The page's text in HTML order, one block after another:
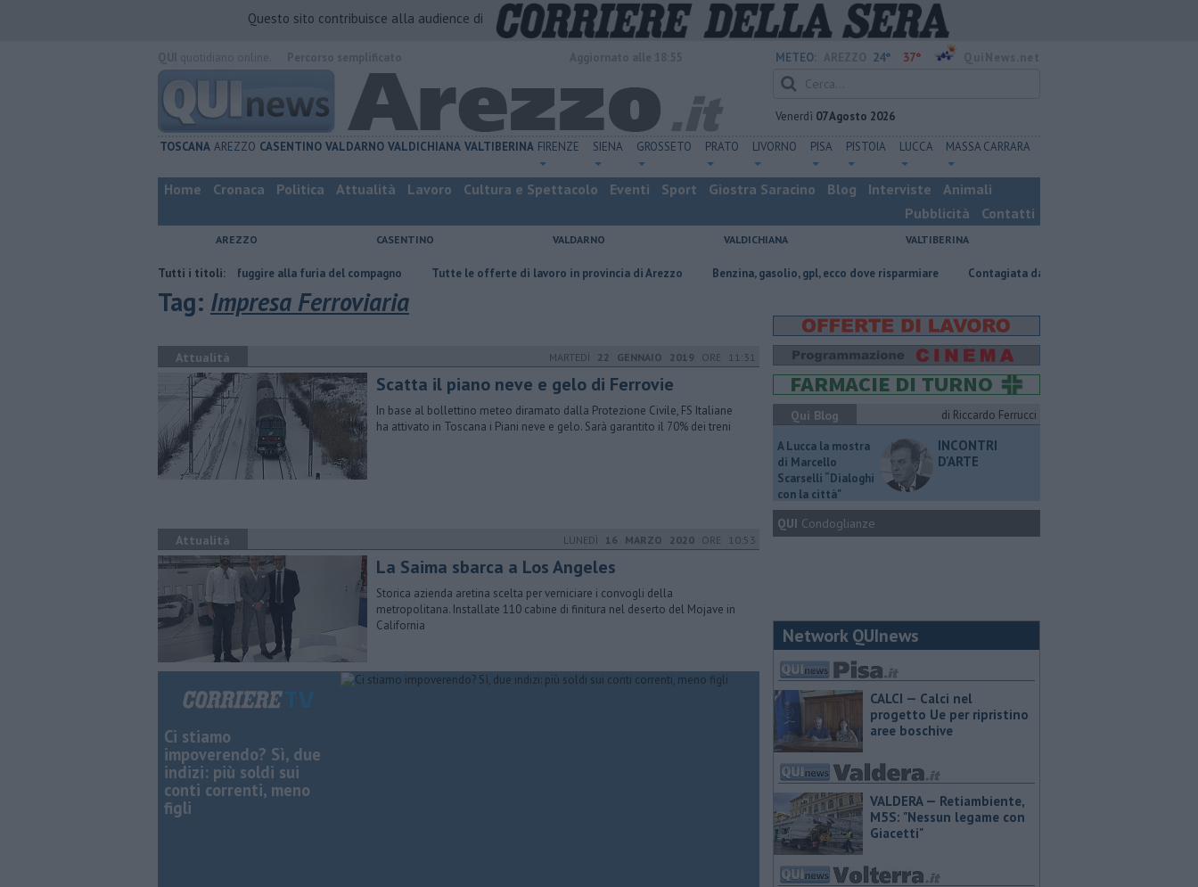
Questo sito contribuisce alla audience di
METEO: 24° 37°
Venerdì 07 Agosto 2026
TOSCANA AREZZO CASENTINO VALDARNO VALDICHIANA VALTIBERINA FIRENZE SIENA GROSSETO PRATO LIVORNO PISA PISTOIA LUCCA MASSA CARRARA
Home Cronaca Politica Attualità Lavoro Cultura e Spettacolo Eventi Sport Giostra Saracino Blog Interviste
Animali
Pubblicità
Contatti
AREZZO CASENTINO VALDARNO VALDICHIANA VALTIBERINA
Tutti i titoli:
Nascosta in un bar per sfuggire alla furia del compagno ​Tutte le offerte di lavoro in provincia di Arezzo ​Benzina, gasolio, gpl, ecco dove risparmiare Contagiata da legionella, non ce l'ha fatta
Tag: Impresa Ferroviaria
Attualità MARTEDÌ 22 GENNAIO 2019 ORE 11:31
Scatta il piano neve e gelo di Ferrovie
In base al bollettino meteo diramato dalla Protezione Civile, FS Italiane
ha attivato in Toscana i Piani neve e gelo. Sarà garantito il 70% dei treni
Attualità LUNEDÌ 16 MARZO 2020 ORE 10:53
La Saima sbarca a Los Angeles
Storica azienda aretina scelta per verniciare i convogli della
metropolitana. Installate 110 cabine di finitura nel deserto del Mojave in
California
Ci stiamo
impoverendo? Sì, due
indizi: più soldi sui
conti correnti, meno
figli
Qui Blog di Riccardo Ferrucci
A Lucca la mostra
di Marcello
Scarselli “Dialoghi
con la città"
INCONTRI
D'ARTE
QUI Condoglianze
Network QUInews
CALCI — Calci nel
progetto Ue per ripristino
aree boschive
VALDERA — Retiambiente,
M5S: "Nessun legame con
Giacetti"